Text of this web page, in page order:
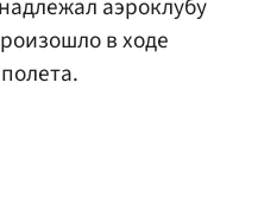
аэроклубу
в ходе